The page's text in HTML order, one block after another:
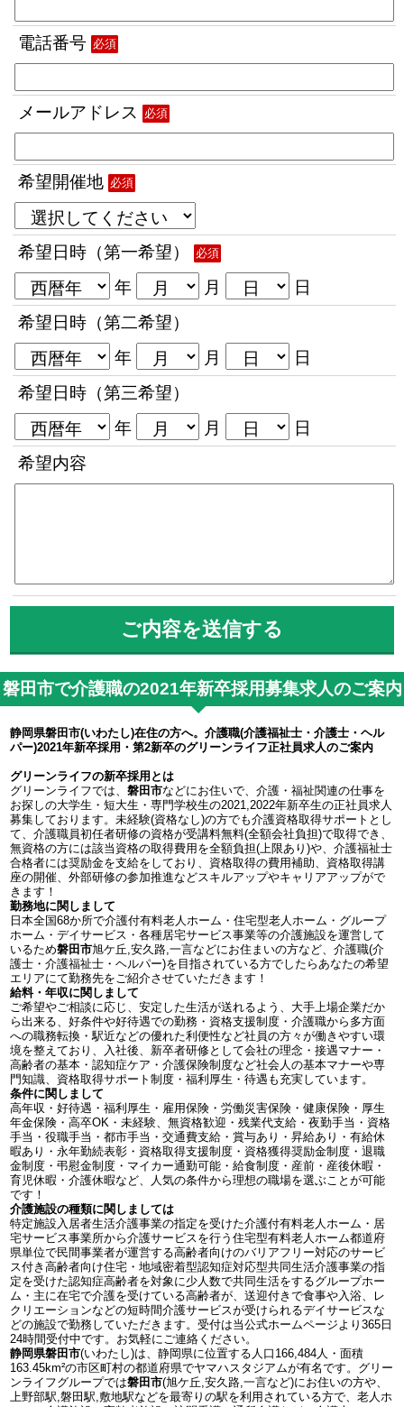
電話番号 必須
メールアドレス 必須
希望開催地 必須
希望日時（第一希望） 必須
年 月
日
希望日時（第二希望）
年
月
日
希望日時（第三希望）
年
月
日
希望内容
磐田市で介護職の2021年新卒採用募集求人のご案内
静岡県磐田市(いわたし)在住の方へ。介護職(介護福祉士・介護士・ヘル
パー)2021年新卒採用・第2新卒のグリーンライフ正社員求人のご案内
グリーンライフの新卒採用とは
グリーンライフでは、磐田市などにお住いで、介護・福祉関連の仕事を
お探しの大学生・短大生・専門学校生の2021,2022年新卒生の正社員求人
募集しております。未経験(資格なし)の方でも介護資格取得サポートとし
て、介護職員初任者研修の資格が受講料無料(全額会社負担)で取得でき、
無資格の方には該当資格の取得費用を全額負担(上限あり)や、介護福祉士
合格者には奨励金を支給をしており、資格取得の費用補助、資格取得講
座の開催、外部研修の参加推進などスキルアップやキャリアアップがで
きます！
勤務地に関しまして
日本全国68か所で介護付有料老人ホーム・住宅型老人ホーム・グループ
ホーム・デイサービス・各種居宅サービス事業等の介護施設を運営して
いるため磐田市旭ケ丘,安久路,一言などにお住まいの方など、介護職(介
護士・介護福祉士・ヘルパー)を目指されている方でしたらあなたの希望
エリアにて勤務先をご紹介させていただきます！
給料・年収に関しまして
ご希望やご相談に応じ、安定した生活が送れるよう、大手上場企業だか
ら出来る、好条件や好待遇での勤務・資格支援制度・介護職から多方面
への職務転換・駅近などの優れた利便性など社員の方々が働きやすい環
境を整えており、入社後、新卒者研修として会社の理念・接遇マナー・
高齢者の基本・認知症ケア・介護保険制度など社会人の基本マナーや専
門知識、資格取得サポート制度・福利厚生・待遇も充実しています。
条件に関しまして
高年収・好待遇・福利厚生・雇用保険・労働災害保険・健康保険・厚生
年金保険・高卒OK・未経験、無資格歓迎・残業代支給・夜勤手当・資格
手当・役職手当・都市手当・交通費支給・賞与あり・昇給あり・有給休
暇あり・永年勤続表彰・資格取得支援制度・資格獲得奨励金制度・退職
金制度・弔慰金制度・マイカー通勤可能・給食制度・産前・産後休暇・
育児休暇・介護休暇など、人気の条件から理想の職場を選ぶことが可能
です！
介護施設の種類に関しましては
特定施設入居者生活介護事業の指定を受けた介護付有料老人ホーム・居
宅サービス事業所から介護サービスを行う住宅型有料老人ホーム都道府
県単位で民間事業者が運営する高齢者向けのバリアフリー対応のサービ
ス付き高齢者向け住宅・地域密着型認知症対応型共同生活介護事業の指
定を受けた認知症高齢者を対象に少人数で共同生活をするグループホー
ム・主に在宅で介護を受けている高齢者が、送迎付きで食事や入浴、レ
クリエーションなどの短時間介護サービスが受けられるデイサービスな
どの施設で勤務していただきます。受付は当公式ホームページより365日
24時間受付中です。お気軽にご連絡ください。
静岡県磐田市(いわたし)は、静岡県に位置する人口166,484人・面積
163.45km²の市区町村の都道府県でヤマハスタジアムが有名です。グリー
ンライフグループでは磐田市(旭ケ丘,安久路,一言など)にお住いの方や、
上野部駅,磐田駅,敷地駅などを最寄りの駅を利用されている方で、老人ホ